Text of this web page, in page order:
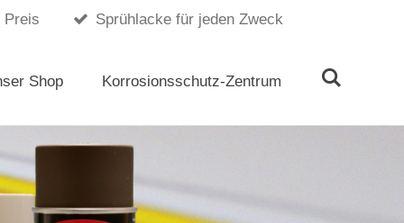
Preis Sprühlacke für jeden Zweck
Shop Korrosionsschutz-Zentrum